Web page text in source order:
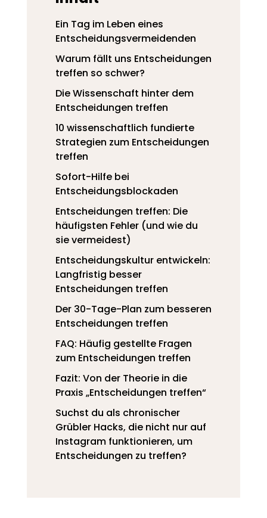
Ein Tag im Leben eines
Entscheidungsvermeidenden
Warum fällt uns Entscheidungen
treffen so schwer?
Die Wissenschaft hinter dem
Entscheidungen treffen
10 wissenschaftlich fundierte
Strategien zum Entscheidungen
treffen
Sofort-Hilfe bei
Entscheidungsblockaden
Entscheidungen treffen: Die
häufigsten Fehler (und wie du
sie vermeidest)
Entscheidungskultur entwickeln:
Langfristig besser
Entscheidungen treffen
Der 30-Tage-Plan zum besseren
Entscheidungen treffen
FAQ: Häufig gestellte Fragen
zum Entscheidungen treffen
Fazit: Von der Theorie in die
Praxis „Entscheidungen treffen“
Suchst du als chronischer
Grübler Hacks, die nicht nur auf
Instagram funktionieren, um
Entscheidungen zu treffen?